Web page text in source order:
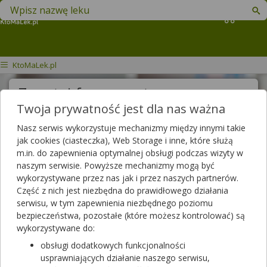
Koszyk
Znajdź lek w swojej okolicy
KtoMaLek.pl
Zapytaj farmaceutę
Treść pytania
Wyślij pytanie
Pytania do farmaceutów
Wszystkie pytania
Szukaj w zadanych już pytaniach
Twoja prywatność jest dla nas ważna
Nasz serwis wykorzystuje mechanizmy między innymi takie
jak cookies (ciasteczka), Web Storage i inne, które służą
m.in. do zapewnienia optymalnej obsługi podczas wizyty w
naszym serwisie. Powyższe mechanizmy mogą być
wykorzystywane przez nas jak i przez naszych partnerów.
Część z nich jest niezbędna do prawidłowego działania
serwisu, w tym zapewnienia niezbędnego poziomu
bezpieczeństwa, pozostałe (które możesz kontrolować) są
wykorzystywane do:
obsługi dodatkowych funkcjonalności
usprawniających działanie naszego serwisu,